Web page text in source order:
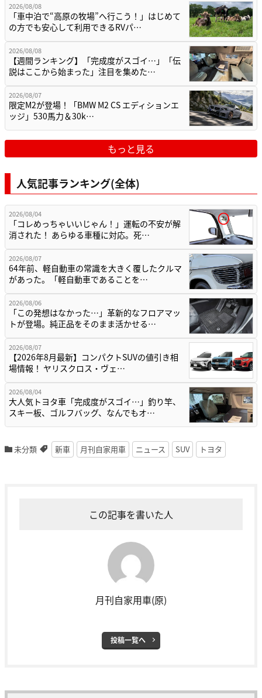
2026/08/08
「車中泊で“高原の牧場”へ行こう！」はじめて
の方でも安心して利用できるRVパ…
2026/08/08
【週間ランキング】「完成度がスゴイ…」「伝
説はここから始まった」注目を集めた…
2026/08/07
限定M2が登場！「BMW M2 CS エディションエ
ッジ」530馬力＆30k…
もっと見る
人気記事ランキング(全体)
2026/08/04
「コレめっちゃいいじゃん！」運転の不安が解
消された！ あらゆる車種に対応。死…
2026/08/07
64年前、軽自動車の常識を大きく覆したクルマ
があった。「軽自動車であることを…
2026/08/06
「この発想はなかった…」革新的なフロアマッ
トが登場。純正品をそのまま活かせる…
2026/08/07
【2026年8月最新】コンパクトSUVの値引き相
場情報！ ヤリスクロス・ヴェ…
2026/08/04
大人気トヨタ車「完成度がスゴイ…」釣り竿、
スキー板、ゴルフバッグ、なんでもオ…
未分類 新車 月刊自家用車 ニュース SUV トヨタ
この記事を書いた人
月刊自家用車(原)
投稿一覧へ